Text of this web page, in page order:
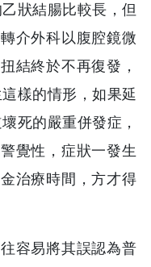
狀結腸比較長，但
介外科以腹腔鏡微
結終於不再復發，
樣的情形，如果延
死的嚴重併發症，
覺性，症狀一發生
治療時間，方才得
容易將其誤認為普